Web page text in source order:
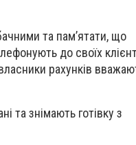
та пам’ятати, що
до своїх
рахунків
та знімають готівку з